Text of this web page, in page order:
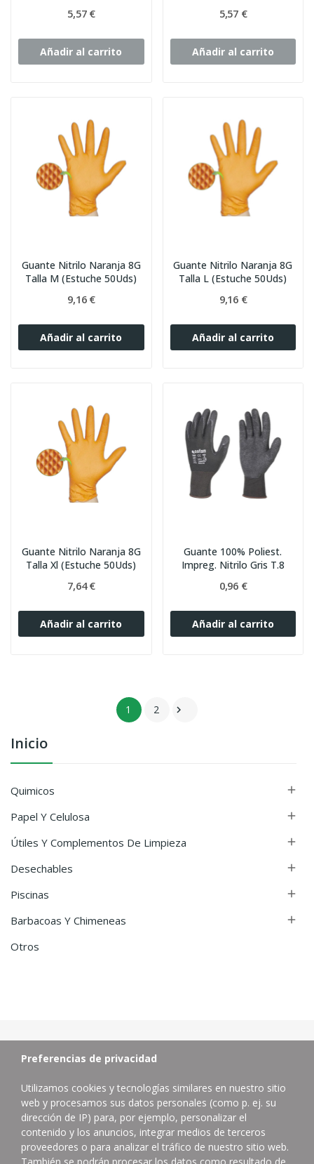
Inicio
Quimicos 
Papel Y Celulosa 
Útiles Y Complementos De Limpieza 
Desechables 
Piscinas 
Barbacoas Y Chimeneas 
Otros
5,57 €
Añadir al carrito
5,57 €
Añadir al carrito
Guante Nitrilo Naranja 8G
Talla M (Estuche 50Uds)
9,16 €
Añadir al carrito
Guante Nitrilo Naranja 8G
Talla L (Estuche 50Uds)
9,16 €
Añadir al carrito
Guante Nitrilo Naranja 8G
Talla Xl (Estuche 50Uds)
7,64 €
Añadir al carrito
Guante 100% Poliest.
Impreg. Nitrilo Gris T.8
0,96 €
Añadir al carrito
1 2 
Distribuidor de productos de limpieza profesional.
Preferencias de privacidad
Utilizamos cookies y tecnologías similares en nuestro sitio
web y procesamos sus datos personales (como p. ej. su
dirección de IP) para, por ejemplo, personalizar el
contenido y los anuncios, integrar medios de terceros
proveedores o para analizar el tráfico de nuestro sitio web.